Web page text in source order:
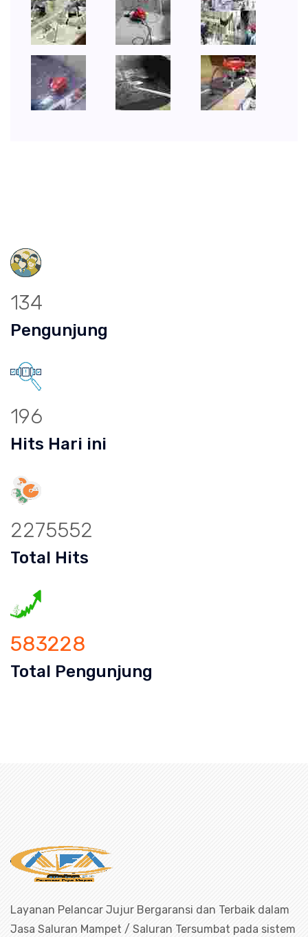
134
Pengunjung
196
Hits Hari ini
2275552
Total Hits
583228
Total Pengunjung
Layanan Pelancar Jujur Bergaransi dan Terbaik dalam
Jasa Saluran Mampet / Saluran Tersumbat pada sistem